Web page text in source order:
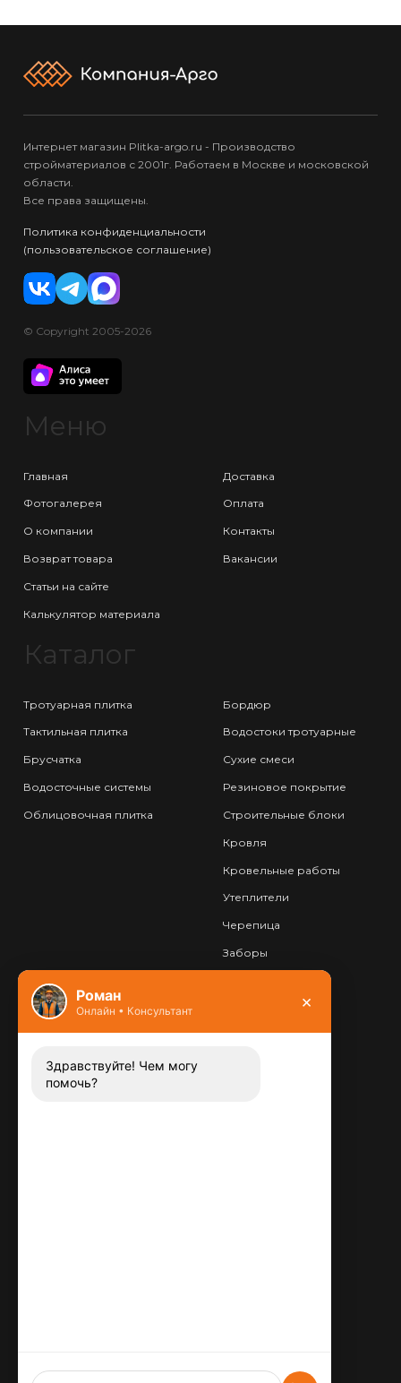
Интернет магазин Plitka-argo.ru - Производство
стройматериалов с 2001г. Работаем в Москве и московской
области.
Все права защищены.
Политика конфиденциальности
(пользовательское соглашение)
© Copyright 2005-2026
Меню
Главная
Фотогалерея
О компании
Возврат товара
Статьи на сайте
Калькулятор материала
Доставка
Оплата
Контакты
Вакансии
Каталог
Тротуарная плитка
Тактильная плитка
Брусчатка
Водосточные системы
Облицовочная плитка
Бордюр
Водостоки тротуарные
Сухие смеси
Резиновое покрытие
Строительные блоки
Кровля
Кровельные работы
Утеплители
Черепица
Заборы
Контакты
Заказать звонок
Роман
Онлайн • Консультант ×
Здравствуйте! Чем могу
помочь?